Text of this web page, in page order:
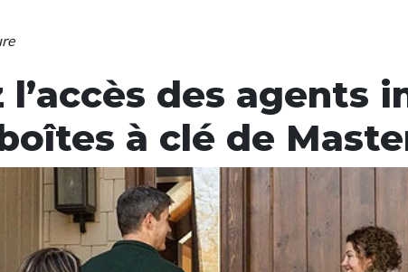
des agents
à clé de